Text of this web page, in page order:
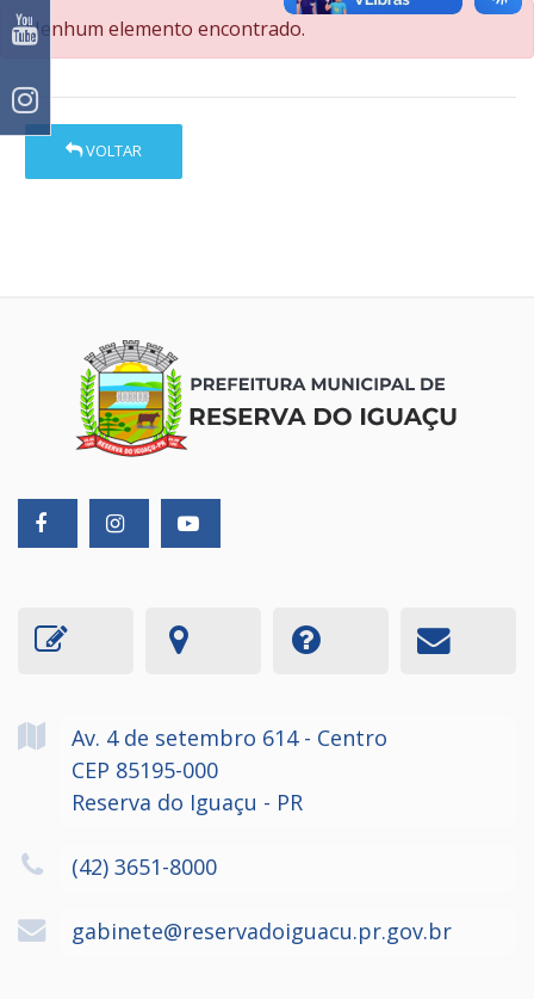
Nenhum elemento encontrado.
VOLTAR
Av. 4 de setembro 614 - Centro
CEP 85195-000
Reserva do Iguaçu - PR
(42) 3651-8000
gabinete@reservadoiguacu.pr.gov.br